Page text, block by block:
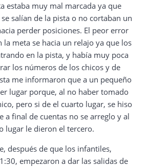
estaba muy mal marcada ya que
salían de la pista o no cortaban un
perder posiciones. El peor error
la meta se hacia un relajo ya que los
en la pista, y había muy poca
los números de los chicos y de
me informaron que a un pequeño
lugar porque, al no haber tomado
pero si de el cuarto lugar, se hiso
a final de cuentas no se arreglo y al
lugar le dieron el tercero.
después de que los infantiles,
empezaron a dar las salidas de